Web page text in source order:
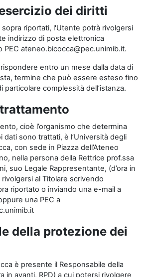
dei diritti
riportati, l'Utente potrà rivolgersi
indirizzo di posta elettronica
PEC ateneo.bicocca@pec.unimib.it.
entro un mese dalla data di
termine che può essere esteso fino
particolare complessità dell’istanza.
cioè l’organismo che determina
sono trattati, è l’Università degli
con sede in Piazza dell’Ateneo
nella persona della Rettrice prof.ssa
suo Legale Rappresentante, (d’ora in
al Titolare scrivendo
riportato o inviando una e-mail a
una PEC a
della protezione dei
è presente il Responsabile della
in avanti, RPD) a cui potersi rivolgere